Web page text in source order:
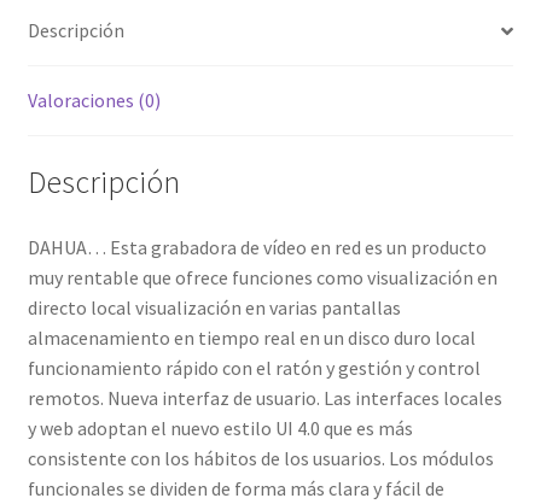
Descripción
Valoraciones (0)
Descripción
DAHUA… Esta grabadora de vídeo en red es un producto
muy rentable que ofrece funciones como visualización en
directo local visualización en varias pantallas
almacenamiento en tiempo real en un disco duro local
funcionamiento rápido con el ratón y gestión y control
remotos. Nueva interfaz de usuario. Las interfaces locales
y web adoptan el nuevo estilo UI 4.0 que es más
consistente con los hábitos de los usuarios. Los módulos
funcionales se dividen de forma más clara y fácil de